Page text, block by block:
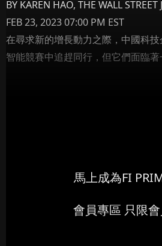
BY KAREN HAO, THE WALL
FEB 23, 2023 07:00 PM EST
在尋求新的增長動力之際，中國科
智能競賽中追趕同行，但它們面臨著
馬上成為FI
會員專區 只限